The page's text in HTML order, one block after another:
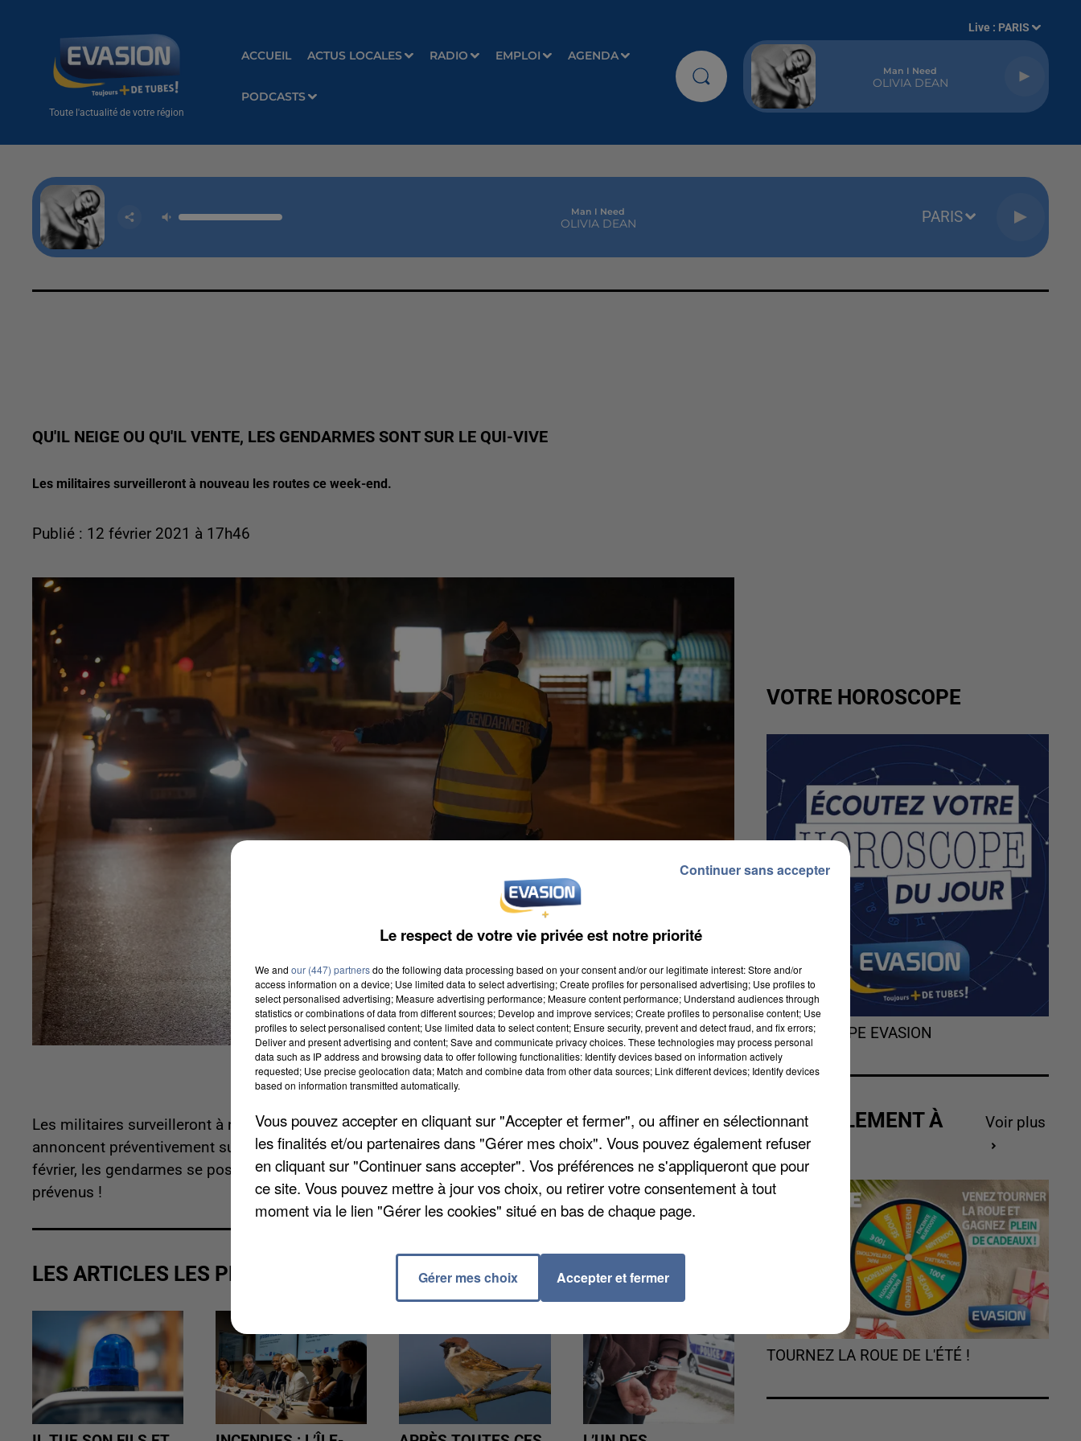
Toute l'actualité de votre région
ACCUEIL ACTUS LOCALES RADIO EMPLOI AGENDA
PODCASTS
Live : PARIS
Man I Need
OLIVIA DEAN
Man I Need
OLIVIA DEAN PARIS
QU'IL NEIGE OU QU'IL VENTE, LES GENDARMES SONT SUR LE QUI-VIVE
Les militaires surveilleront à nouveau les routes ce week-end.
Publié : 12 février 2021 à 17h46
Les militaires surveilleront à nouveau les routes ce week-end. Mais comme chaque vendredi, ils
annoncent préventivement sur les réseaux sociaux leurs principaux points de contrôle. Dimanche 14
février, les gendarmes se posteront notamment sur la D403 entre Aufferville et Gironville. Vous êtes
prévenus !
LES ARTICLES LES PLUS VUS
VOTRE HOROSCOPE
L'HOROSCOPE EVASION
ACTUELLEMENT À
GAGNER
Voir plus
TOURNEZ LA ROUE DE L'ÉTÉ !
Le respect de votre vie privée est notre priorité
We and our (447) partnersdo the following data processing based on your consent and/or our legitimate interest: Store and/or
access information on a device; Use limited data to select advertising; Create profiles for personalised advertising; Use profiles to
select personalised advertising; Measure advertising performance; Measure content performance; Understand audiences through
statistics or combinations of data from different sources; Develop and improve services; Create profiles to personalise content; Use
profiles to select personalised content; Use limited data to select content; Ensure security, prevent and detect fraud, and fix errors;
Deliver and present advertising and content; Save and communicate privacy choices. These technologies may process personal
data such as IP address and browsing data to offer following functionalities: Identify devices based on information actively
requested; Use precise geolocation data; Match and combine data from other data sources; Link different devices; Identify devices
based on information transmitted automatically.
Vous pouvez accepter en cliquant sur "Accepter et fermer", ou affiner en sélectionnant
les finalités et/ou partenaires dans "Gérer mes choix". Vous pouvez également refuser
en cliquant sur "Continuer sans accepter". Vos préférences ne s'appliqueront que pour
ce site. Vous pouvez mettre à jour vos choix, ou retirer votre consentement à tout
moment via le lien "Gérer les cookies" situé en bas de chaque page.
Gérer mes choix Accepter et fermer
Continuer sans accepter